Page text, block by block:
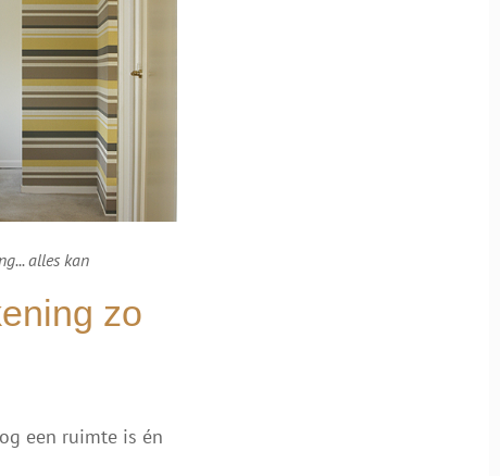
alles kan
zo
een ruimte is én